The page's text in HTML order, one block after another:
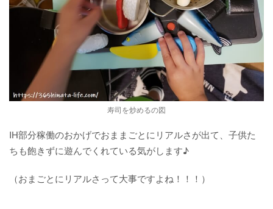
寿司を炒めるの図
IH部分稼働のおかげでおままごとにリアルさが出て、子供た
ちも飽きずに遊んでくれている気がします♪
（おまごとにリアルさって大事ですよね！！！）